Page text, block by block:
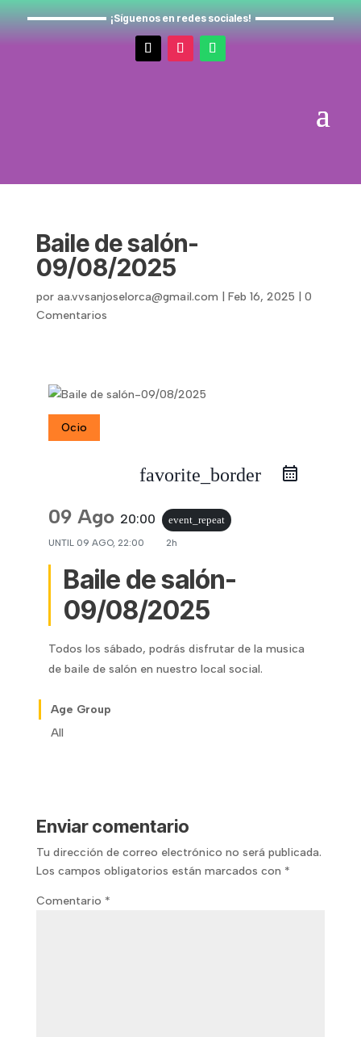
¡Síguenos en redes sociales!
Baile de salón-
09/08/2025
por aa.vvsanjoselorca@gmail.com Feb 16, 2025
0
Comentarios
Ocio
favorite_border
09 Ago 20:00
event_repeat
UNTIL 09 AGO, 22:00 2h
Baile de salón-
09/08/2025
Todos los sábado, podrás disfrutar de la musica
de baile de salón en nuestro local social.
Age Group
All
Enviar comentario
Tu dirección de correo electrónico no será publicada.
Los campos obligatorios están marcados con *
Comentario *